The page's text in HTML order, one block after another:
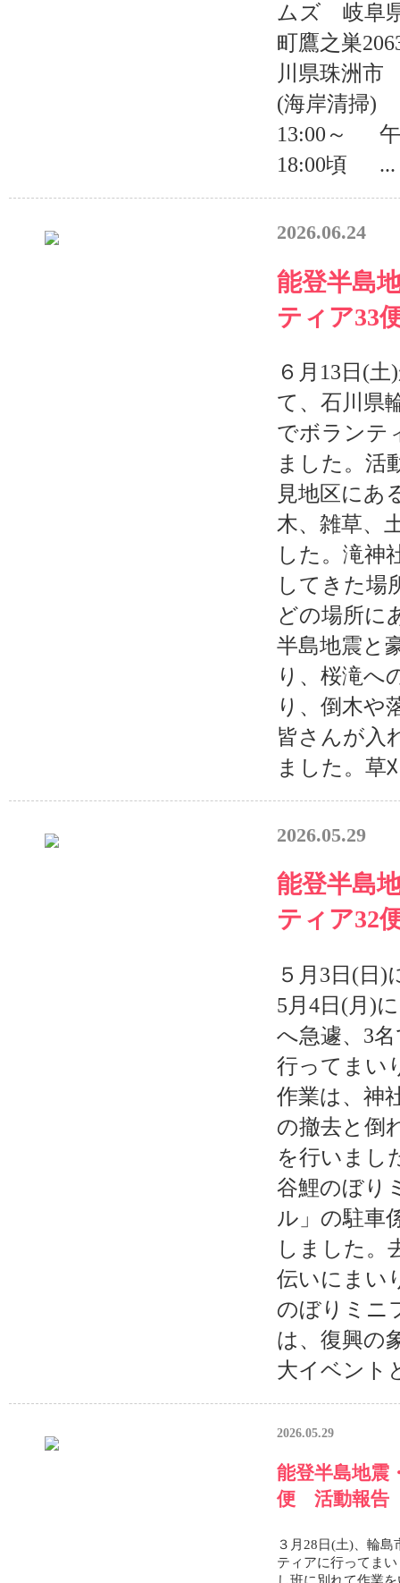
ムズ 岐阜
町鷹之巣
川県珠洲
(海岸清
13:00～
18:00頃 ...
2026.06.24
能登半島
ティア33
６月13日(
て、石川県
でボランテ
ました。活
見地区にあ
木、雑草、
した。滝神
してきた場
どの場所に
半島地震と
り、桜滝へ
り、倒木や
皆さんが入
ました。草
2026.05.29
能登半島
ティア32
５月3日(日)
5月4日(月)
へ急遽、3
行ってまい
作業は、神
の撤去と倒
を行いまし
谷鯉のぼり
ル」の駐車
しました。
伝いにまい
のぼりミニ
は、復興の
大イベント
2026.05.29
能登半島地震
便 活動報告
３月28日(土)、輪
ティアに行ってま
し班に別れて作業